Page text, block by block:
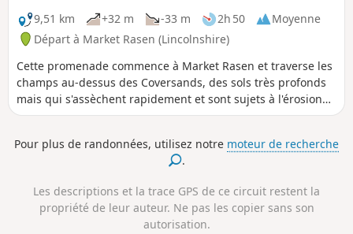
9,51 km
+32 m -33 m 2h 50
Moyenne
Départ à Market Rasen (Lincolnshire)
Cette promenade commence à Market Rasen et traverse les
champs au-dessus des Coversands, des sols très profonds
mais qui s'assèchent rapidement et sont sujets à l'érosion
éolienne. Cet itinéraire vous permet d'explorer une réserve
Pour plus de randonnées, utilisez notre moteur de recherche
.
Les descriptions et la trace GPS de ce circuit restent la
propriété de leur auteur. Ne pas les copier sans son
autorisation.